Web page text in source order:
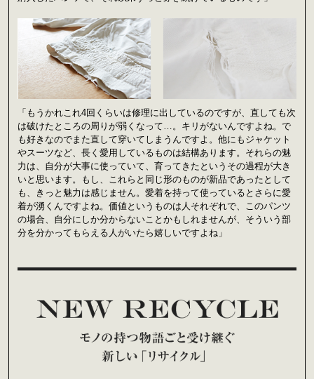
「もうかれこれ4回くらいは修理に出しているのですが、直しても次
は破けたところの周りが弱くなって…。キリがないんですよね。で
も好きなのでまた直して穿いてしまうんですよ。他にもジャケット
やスーツなど、長く愛用しているものは結構あります。それらの魅
力は、自分が大事に使っていて、育ってきたというその過程が大き
いと思います。もし、これらと同じ形のものが新品であったとして
も、きっと魅力は感じません。愛着を持って使っているとさらに愛
着が湧くんですよね。価値というものは人それぞれで、このパンツ
の場合、自分にしか分からないことかもしれませんが、そういう部
分を分かってもらえる人がいたら嬉しいですよね」